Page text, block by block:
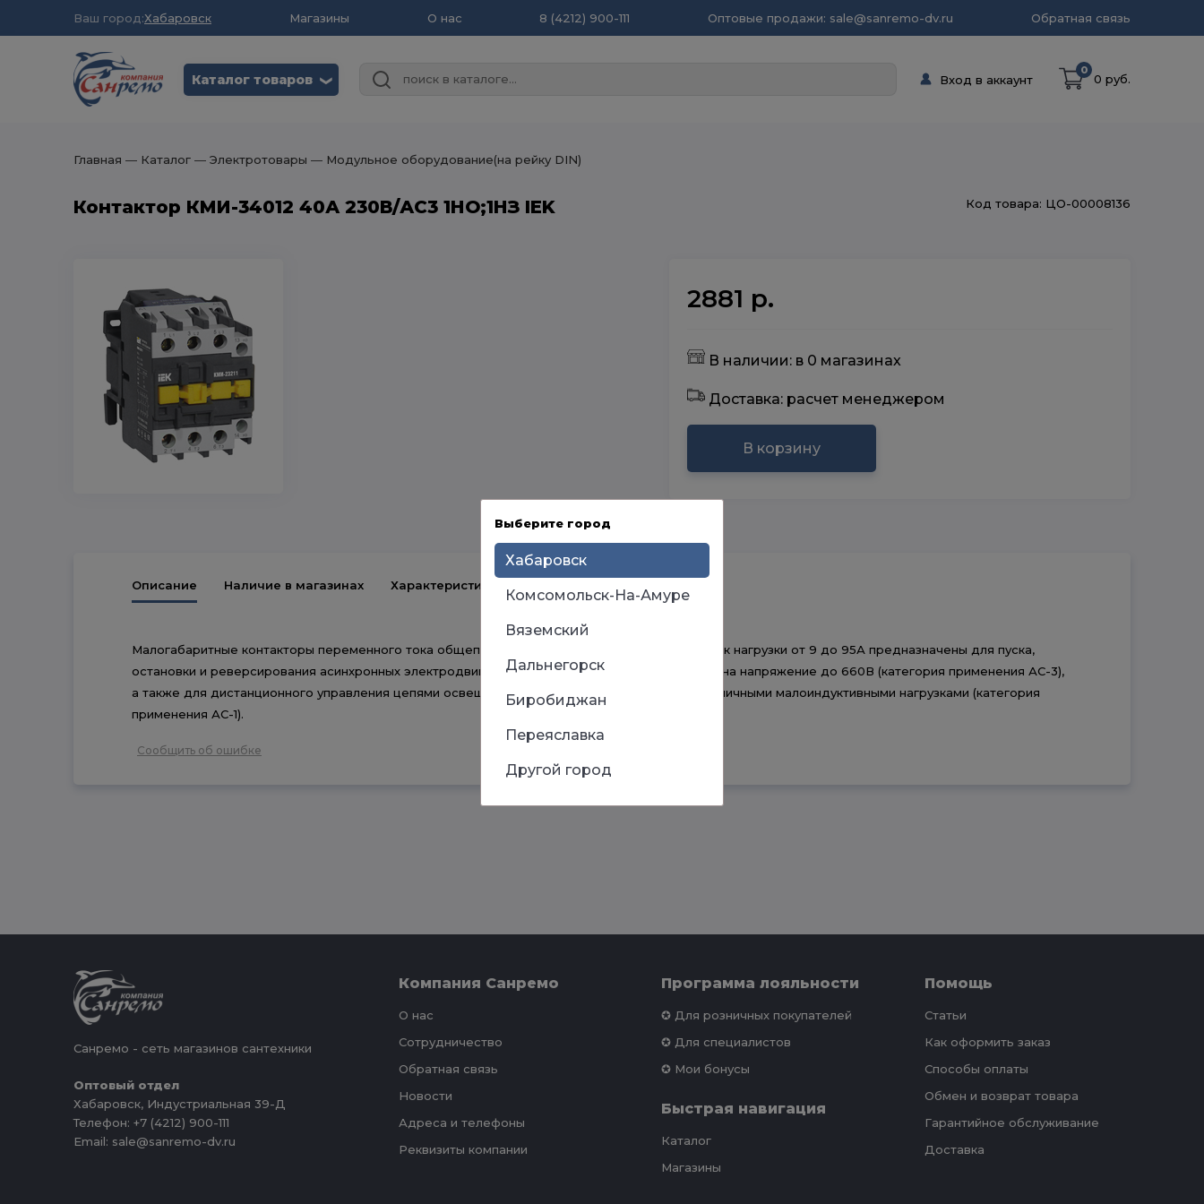
Ваш город:Хабаровск Магазины О нас 8 (4212) 900-111 Оптовые продажи: sale@sanremo-dv.ru Обратная связь
Каталог товаров ❮ Вход в аккаунт
0
0 руб.
Главная ― Каталог ― Электротовары ― Модульное оборудование(на рейку DIN)
Контактор КМИ-34012 40А 230В/АС3 1НО;1НЗ IEK Код товара: ЦО-00008136
2881 р.
В наличии: в 0 магазинах
Доставка: расчет менеджером
В корзину
Описание Наличие в магазинах Характеристики
Малогабаритные контакторы переменного тока общепромышленного применения КМИ на ток нагрузки от 9 до 95А предназначены для пуска,
остановки и реверсирования асинхронных электродвигателей с короткозамкнутым ротором на напряжение до 660В (категория применения АС-3),
а также для дистанционного управления цепями освещения, нагревательными цепями и различными малоиндуктивными нагрузками (категория
применения АС-1).
Сообщить об ошибке
Санремо - сеть магазинов сантехники
Оптовый отдел
Хабаровск, Индустриальная 39-Д
Телефон: +7 (4212) 900-111
Email: sale@sanremo-dv.ru
Компания Санремо
О нас
Сотрудничество
Обратная связь
Новости
Адреса и телефоны
Реквизиты компании
Программа лояльности
✪ Для розничных покупателей
✪ Для специалистов
✪ Мои бонусы
Быстрая навигация
Каталог
Магазины
Помощь
Статьи
Как оформить заказ
Способы оплаты
Обмен и возврат товара
Гарантийное обслуживание
Доставка
Выберите город
Хабаровск
Комсомольск-На-Амуре
Вяземский
Дальнегорск
Биробиджан
Переяславка
Другой город